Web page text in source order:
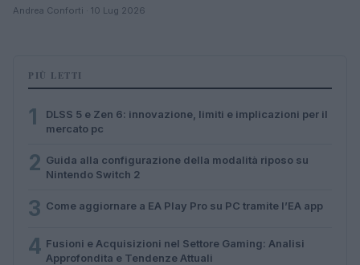
Andrea Conforti · 10 Lug 2026
PIÙ LETTI
1
DLSS 5 e Zen 6: innovazione, limiti e implicazioni per il
mercato pc
2 Guida alla configurazione della modalità riposo su
Nintendo Switch 2
3 Come aggiornare a EA Play Pro su PC tramite l’EA app
4 Fusioni e Acquisizioni nel Settore Gaming: Analisi
Approfondita e Tendenze Attuali